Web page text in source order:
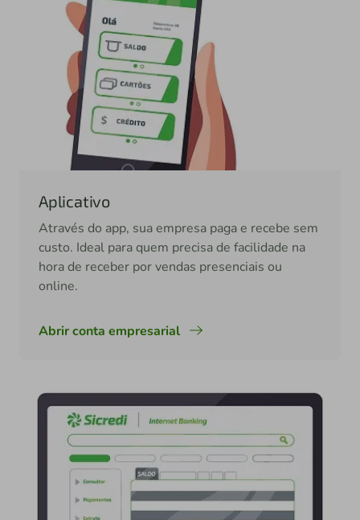
Aplicativo
Através do app, sua empresa paga e recebe sem
custo. Ideal para quem precisa de facilidade na
hora de receber por vendas presenciais ou
online.
Abrir conta empresarial